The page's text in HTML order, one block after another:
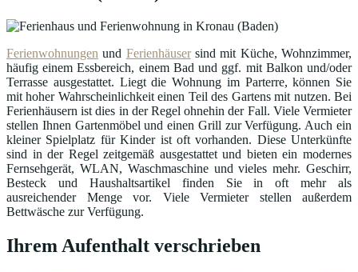
Ferienwohnungen und Ferienhäusersind mit Küche, Wohnzimmer,
häufig einem Essbereich, einem Bad und ggf. mit Balkon und/oder
Terrasse ausgestattet. Liegt die Wohnung im Parterre, können Sie
mit hoher Wahrscheinlichkeit einen Teil des Gartens mit nutzen. Bei
Ferienhäusern ist dies in der Regel ohnehin der Fall. Viele Vermieter
stellen Ihnen Gartenmöbel und einen Grill zur Verfügung. Auch ein
kleiner Spielplatz für Kinder ist oft vorhanden. Diese Unterkünfte
sind in der Regel zeitgemäß ausgestattet und bieten ein modernes
Fernsehgerät, WLAN, Waschmaschine und vieles mehr. Geschirr,
Besteck und Haushaltsartikel finden Sie in oft mehr als
ausreichender Menge vor. Viele Vermieter stellen außerdem
Bettwäsche zur Verfügung.
Ihrem Aufenthalt verschrieben